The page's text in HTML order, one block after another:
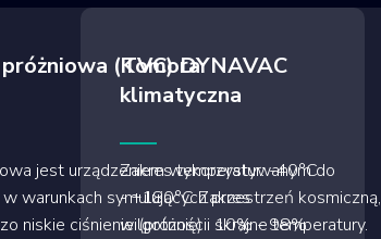
(TVC) DYNAVAC
jest urządzeniem wykorzystywanym do
warunkach symulujących przestrzeń kosmiczną,
niskie ciśnienie (próżnię) i skrajne temperatury.
Komora
klimatyczna
Zakres temperatur: -40°C
- +180°C Zakres
wilgotności: 10% - 98%